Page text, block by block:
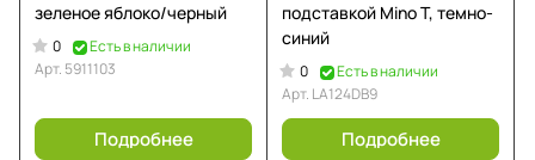
зеленое яблоко/черный
0
Есть в наличии
Арт. 5911103
Подробнее
подставкой Mino T, темно-
синий
0
Есть в наличии
Арт. LA124DB9
Подробнее